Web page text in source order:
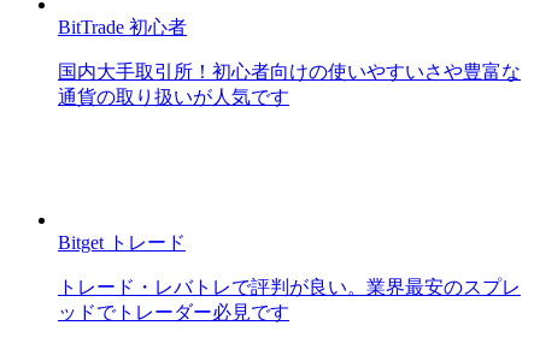
BitTrade 初心者
国内大手取引所！初心者向けの使いやすいさや豊富な
通貨の取り扱いが人気です
Bitget トレード
トレード・レバトレで評判が良い。業界最安のスプレ
ッドでトレーダー必見です